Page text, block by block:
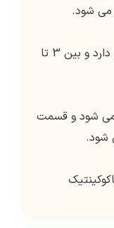
شود.
استاتاسین نیمه عمر نسبتاً طولانی دارد و بین 3 تا
می شود و قسمت
شود.